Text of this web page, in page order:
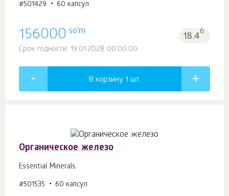
#501429 60 капсул
156000 so'm 18.4б.
Срок годности: 19.01.2028 00:00:00
В корзину 1 шт.
Органическое железо
Essential Minerals
#501535 60 капсул